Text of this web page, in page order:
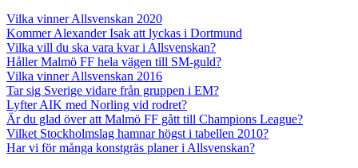
Vilka vinner Allsvenskan 2020
Kommer Alexander Isak att lyckas i Dortmund
Vilka vill du ska vara kvar i Allsvenskan?
Håller Malmö FF hela vägen till SM-guld?
Vilka vinner Allsvenskan 2016
Tar sig Sverige vidare från gruppen i EM?
Lyfter AIK med Norling vid rodret?
Är du glad över att Malmö FF gått till Champions League?
Vilket Stockholmslag hamnar högst i tabellen 2010?
Har vi för många konstgräs planer i Allsvenskan?